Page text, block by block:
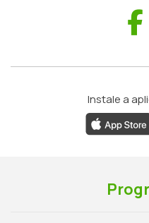
Instale a